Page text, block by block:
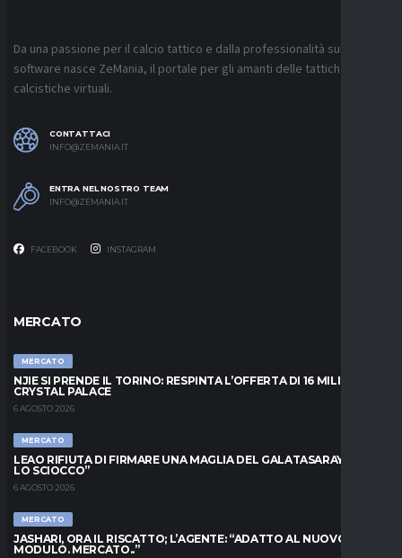
Da una passione per il calcio tattico e dalla professionalità sui
software nasce ZeMania, il portale per gli amanti delle tattiche
calcistiche virtuali.
CONTATTACI
INFO@ZEMANIA.IT
ENTRA NEL NOSTRO TEAM
INFO@ZEMANIA.IT
FACEBOOK INSTAGRAM
MERCATO
MERCATO
NJIE SI PRENDE IL TORINO: RESPINTA L’OFFERTA DI 16 MILIONI DAL
CRYSTAL PALACE
6 AGOSTO 2026
MERCATO
LEAO RIFIUTA DI FIRMARE UNA MAGLIA DEL GALATASARAY: “FAI
LO SCIOCCO”
6 AGOSTO 2026
MERCATO
JASHARI, ORA IL RISCATTO; L’AGENTE: “ADATTO AL NUOVO
MODULO. MERCATO..”